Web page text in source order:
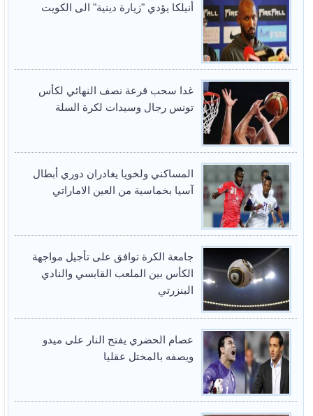
أنيلكا يؤدي "زيارة دينية" الى الكويت
غدا سحب قرعة نصف النهائي لكأس
تونس رجال وسيدات لكرة السلة
المساكني ولخويا يغادران دوري أبطال
آسيا بخماسية من العين الاماراتي
جامعة الكرة توافق على تأجيل مواجهة
الكأس بين الملعب القابسي والنادي
البنزرتي
عصام الحضري يفتح النار على ميدو
ويصفه بالمختل عقليا